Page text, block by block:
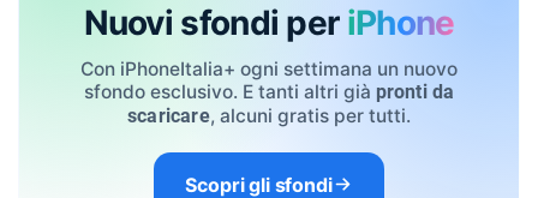
Nuovi sfondi per iPhone
Con iPhoneItalia+ ogni settimana un nuovo
sfondo esclusivo. E tanti altri già pronti da
scaricare, alcuni gratis per tutti.
Scopri gli sfondi